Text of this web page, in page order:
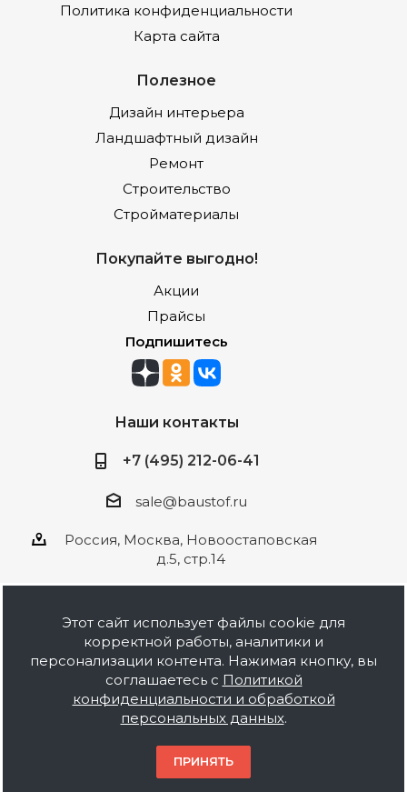
Политика конфиденциальности
Карта сайта
Полезное
Дизайн интерьера
Ландшафтный дизайн
Ремонт
Строительство
Стройматериалы
Покупайте выгодно!
Акции
Прайсы
Подпишитесь
Наши контакты
+7 (495) 212-06-41
sale@baustof.ru
Россия, Москва, Новоостаповская
д.5, стр.14
2026 © ООО Баустов. Собственное
производство лакокрасочной продукции,
оптовая и розничная продажа строительных
материалов, комплектация объектов под ключ.
Информация на сайте носит ознакомительный
характер и не является публичной офертой.
Этот сайт использует файлы cookie для
корректной работы, аналитики и
персонализации контента. Нажимая кнопку, вы
соглашаетесь с Политикой
конфиденциальности и обработкой
персональных данных.
ПРИНЯТЬ